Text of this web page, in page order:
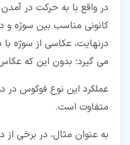
در واقع با به حرکت در
کانونی مناسب بین سوژه و
درنهایت، عکاسی از سوژه
می گیرد؛ بدون این که
عملکرد این نوع فوکوس در
متفاوت است.
به عنوان مثال، در برخی از